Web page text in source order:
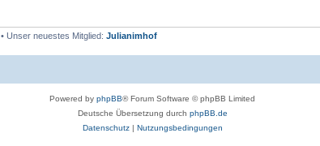
• Unser neuestes Mitglied: Julianimhof
Powered by phpBB® Forum Software © phpBB Limited
Deutsche Übersetzung durch phpBB.de
Datenschutz| Nutzungsbedingungen